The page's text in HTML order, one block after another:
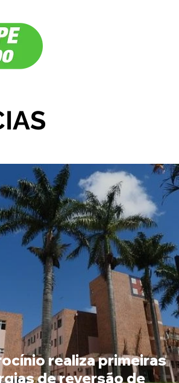
realiza primeiras
de reversão de